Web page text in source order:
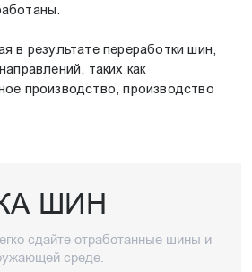
в результате переработки шин,
таких как
производство, производство
ШИН
сдайте отработанные шины и
среде.